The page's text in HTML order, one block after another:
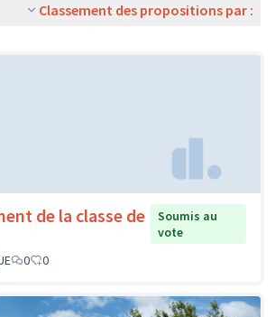
Classement des propositions par :
de la classe de
Soumis au
vote
0 0